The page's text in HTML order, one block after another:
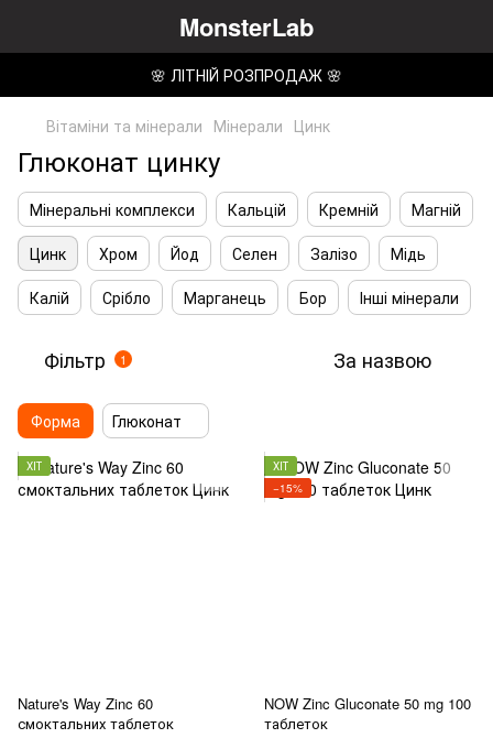
MonsterLab
🌸 ЛІТНІЙ РОЗПРОДАЖ 🌸
Вітаміни та мінерали Мінерали Цинк
Глюконат цинку
Мінеральні комплекси Кальцій Кремній
Магній
Цинк
Хром Йод Селен Залізо
Мідь
Калій
Срібло Марганець Бор Інші мінерали
Фільтр 1 За назвою
Форма Глюконат
ХІТ
Nature's Way Zinc 60
смоктальних таблеток
ХІТ
−15%
NOW Zinc Gluconate 50 mg 100
таблеток